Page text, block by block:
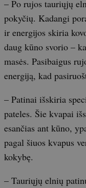
– Po rujos tauriųjų
pokyčių. Kadangi
ir energijos skiria
daug kūno svorio –
masės. Pasibaigus
energiją, kad
– Patinai išskiria
pateles. Šie kvapai
esančias ant kūno,
pagal šiuos kvapus
kokybę.
– Tauriųjų elnių